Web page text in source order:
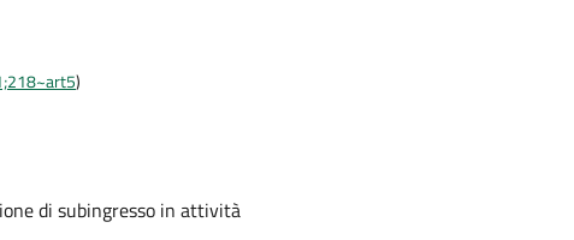
)
di subingresso in attività